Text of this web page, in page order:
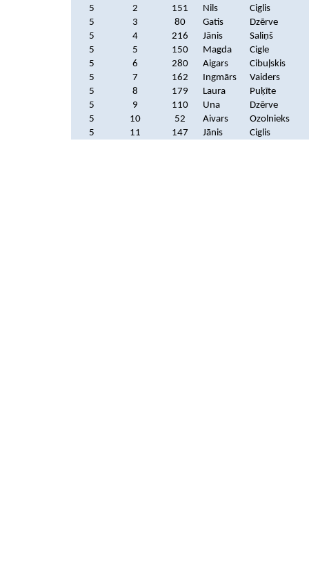
5
2 151 Nils
Ciglis
5
3 80 Gatis
Dzērve
5
4 216 Jānis
Saliņš
5
5 150 Magda
Cigle
5
6 280 Aigars
Cibuļskis
5
7 162 Ingmārs
Vaiders
5
8 179 Laura
Puķīte
5
9 110 Una
Dzērve
5
10 52 Aivars
Ozolnieks
5
11 147 Jānis Ciglis